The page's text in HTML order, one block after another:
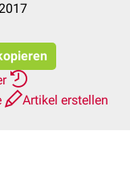
Artikel erstellen